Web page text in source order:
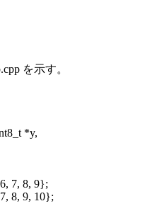
を示す。
*y,
7, 8, 9};
8, 9, 10};